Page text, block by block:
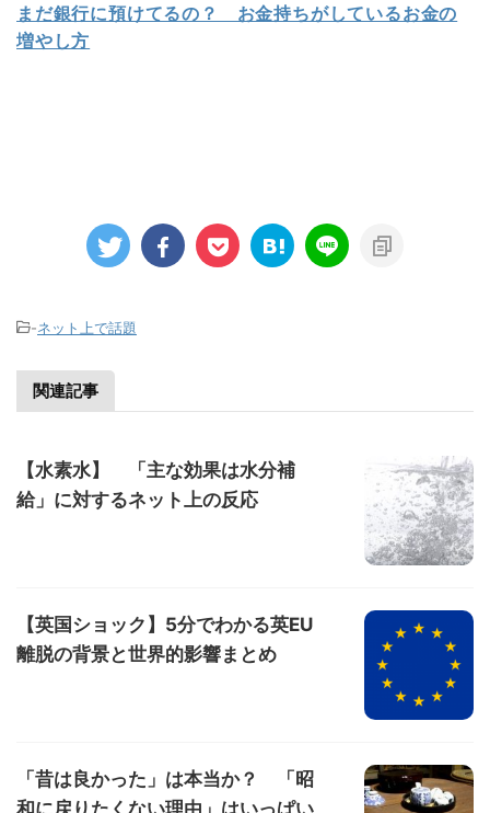
まだ銀行に預けてるの？ お金持ちがしているお金の
増やし方
-ネット上で話題
関連記事
【水素水】 「主な効果は水分補
給」に対するネット上の反応
【英国ショック】5分でわかる英EU
離脱の背景と世界的影響まとめ
「昔は良かった」は本当か？ 「昭
和に戻りたくない理由」はいっぱい